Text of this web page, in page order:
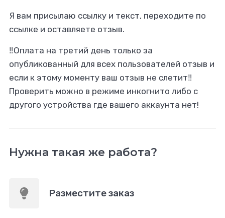
Я вам присылаю ссылку и текст, переходите по
ссылке и оставляете отзыв.
‼️Оплата на третий день только за
опубликованный для всех пользователей отзыв и
если к этому моменту ваш отзыв не слетит‼️
Проверить можно в режиме инкогнито либо с
другого устройства где вашего аккаунта нет!
Нужна такая же работа?
Разместите заказ